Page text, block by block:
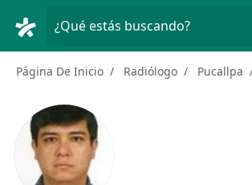
¿Qué estás buscando?
Página De Inicio Radiólogo Pucallpa